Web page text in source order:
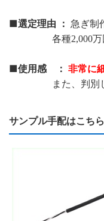
■選定理由 ： 急ぎ制
各種2,000万回ク
■使用感 ： 非常に
また、判別しやす
サンプル手配はこち